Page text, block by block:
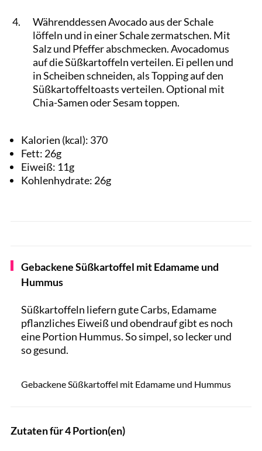
Währenddessen Avocado aus der Schale
löffeln und in einer Schale zermatschen. Mit
Salz und Pfeffer abschmecken. Avocadomus
auf die Süßkartoffeln verteilen. Ei pellen und
in Scheiben schneiden, als Topping auf den
Süßkartoffeltoasts verteilen. Optional mit
Chia-Samen oder Sesam toppen.
Kalorien (kcal): 370
Fett: 26g
Eiweiß: 11g
Kohlenhydrate: 26g
Gebackene Süßkartoffel mit Edamame und
Hummus
Süßkartoffeln liefern gute Carbs, Edamame
pflanzliches Eiweiß und obendrauf gibt es noch
eine Portion Hummus. So simpel, so lecker und
so gesund.
Gebackene Süßkartoffel mit Edamame und Hummus
Zutaten für 4 Portion(en)